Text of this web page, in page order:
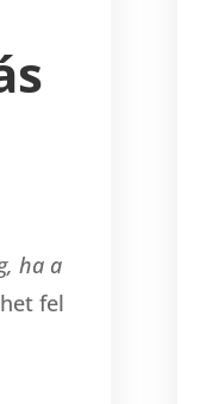
ha a
fel